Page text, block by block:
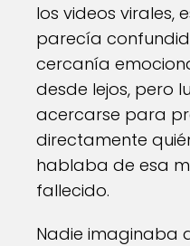
los videos virales,
parecía
cercanía
desde lejos, pero
acercarse para
directamente
hablaba de esa
fallecido.
Nadie imaginaba